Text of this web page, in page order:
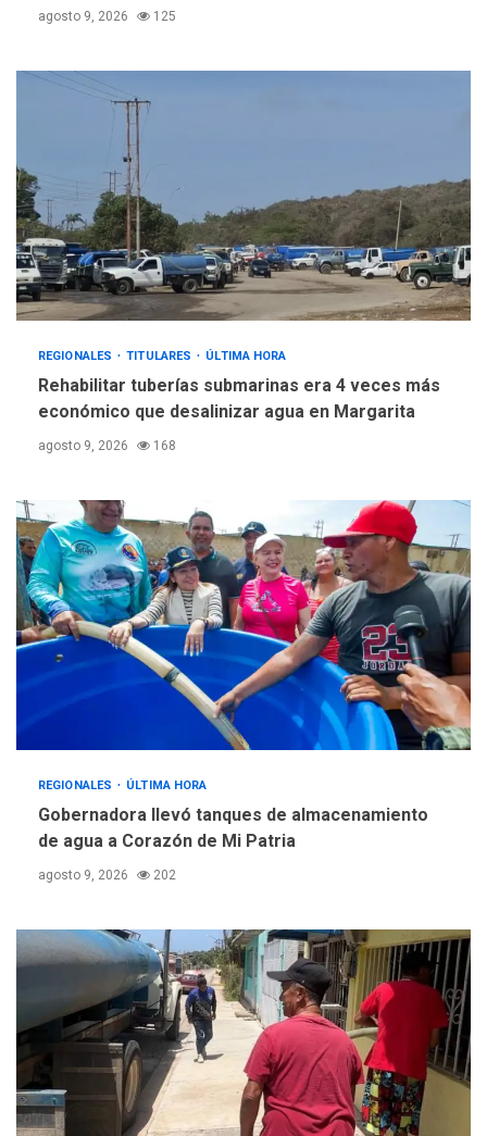
agosto 9, 2026 125
REGIONALES TITULARES ÚLTIMA HORA
Rehabilitar tuberías submarinas era 4 veces más
económico que desalinizar agua en Margarita
agosto 9, 2026 168
REGIONALES ÚLTIMA HORA
Gobernadora llevó tanques de almacenamiento
de agua a Corazón de Mi Patria
agosto 9, 2026 202